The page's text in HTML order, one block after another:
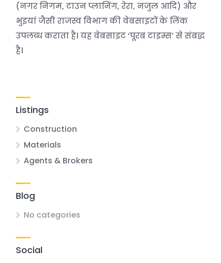
(नगर निगम, टाउन प्लानिंग, रेरा, नजुल आदि) और
भुइयां जैसी राजस्व विभाग की वेबसाइटों के लिंक
उपलब्ध कराता है। यह वेबसाइट ‘पूरब टाइम्स’ से संबद्ध
है।
Listings
Construction
Materials
Agents & Brokers
Blog
No categories
Social